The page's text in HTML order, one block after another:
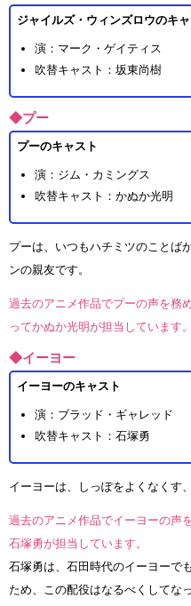
ジャイルズ・ウィンズロウのキャ
演：マーク・ゲイティス
吹替キャスト：坂東尚樹
◆プー
プーのキャスト
演：ジム・カミングス
吹替キャスト：かぬか光明
プーは、いつもハチミツのことば
ンの親友です。
過去のアニメ作品でプーの声を務
ってかぬか光明が担当しています。
◆イーヨー
イーヨーのキャスト
演：ブラッド・ギャレッド
吹替キャスト：石塚勇
イーヨーは、しっぽをよくなくす
過去のアニメ作品でイーヨーの声
石塚勇が担当しています。
石塚勇は、石田時代のイーヨーで
ため、この配役はなるべくしてな